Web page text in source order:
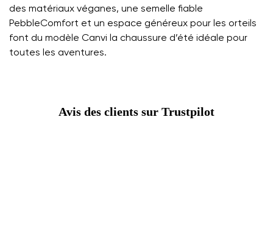
des matériaux véganes, une semelle fiable
PebbleComfort et un espace généreux pour les orteils
font du modèle Canvi la chaussure d’été idéale pour
toutes les aventures.
Avis des clients sur Trustpilot